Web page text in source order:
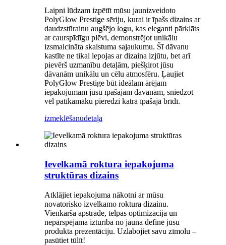
Laipni lūdzam izpētīt mūsu jaunizveidoto
PolyGlow Prestige sēriju, kurai ir īpašs dizains ar
daudzstūrainu augšējo logu, kas eleganti pārklāts
ar caurspīdīgu plēvi, demonstrējot unikālu
izsmalcināta skaistuma sajaukumu. Šī dāvanu
kastīte ne tikai lepojas ar dizaina izjūtu, bet arī
pievērš uzmanību detaļām, piešķirot jūsu
dāvanām unikālu un cēlu atmosfēru. Ļaujiet
PolyGlow Prestige būt ideālam ārējam
iepakojumam jūsu īpašajām dāvanām, sniedzot
vēl patīkamāku pieredzi katrā īpašajā brīdī.
izmeklēšanudetaļa
Ievelkamā roktura iepakojuma
struktūras dizains
Atklājiet iepakojuma nākotni ar mūsu
novatorisko izvelkamo roktura dizainu.
Vienkārša apstrāde, telpas optimizācija un
nepārspējama izturība no jauna definē jūsu
produkta prezentāciju. Uzlabojiet savu zīmolu –
pasūtiet tūlīt!